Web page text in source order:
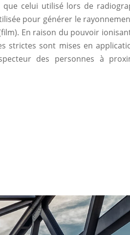
celui utilisé lors de
pour générer le
En raison du pouvoir
strictes sont mises en
des personnes à